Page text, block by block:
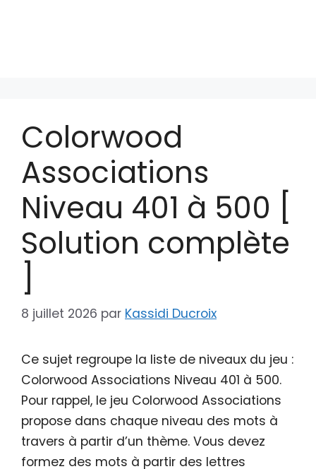
Colorwood
Associations
Niveau 401 à 500 [
Solution complète
8 juillet 2026 par Kassidi Ducroix
Ce sujet regroupe la liste de niveaux du jeu :
Colorwood Associations Niveau 401 à 500.
Pour rappel, le jeu Colorwood Associations
propose dans chaque niveau des mots à
travers à partir d’un thème. Vous devez
formez des mots à partir des lettres